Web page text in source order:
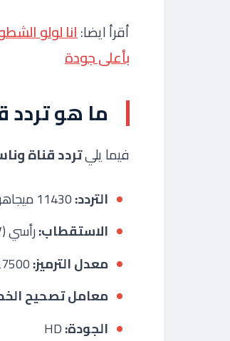
أقرأ ايضا:انا لولو
بأعلى جودة
ما هو تردد
فيما يليتردد قناة
التردد:11430 ميجاهرتز
الاستقطاب:رأسي (V)
معدل الترميز:
معامل تصحيح
الجودة: